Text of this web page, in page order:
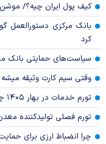
کیف پول ایران چیه؟/
بانک مرکزی دستورالعمل
کرد
سیاست‌های حمایتی بانک
وقتی سیم کارت وثیقه میشه
تورم خدمات در بهار ۱۴۰۵ چقدر شد؟
تورم فصلی تولیدکننده
چرا انضباط ارزی برای